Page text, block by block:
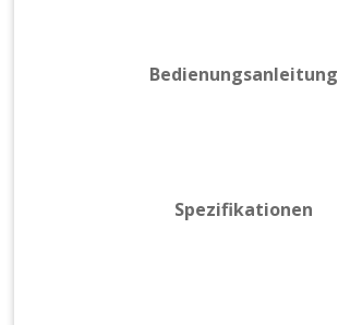
Bedienungsanleitung
Spezifikationen